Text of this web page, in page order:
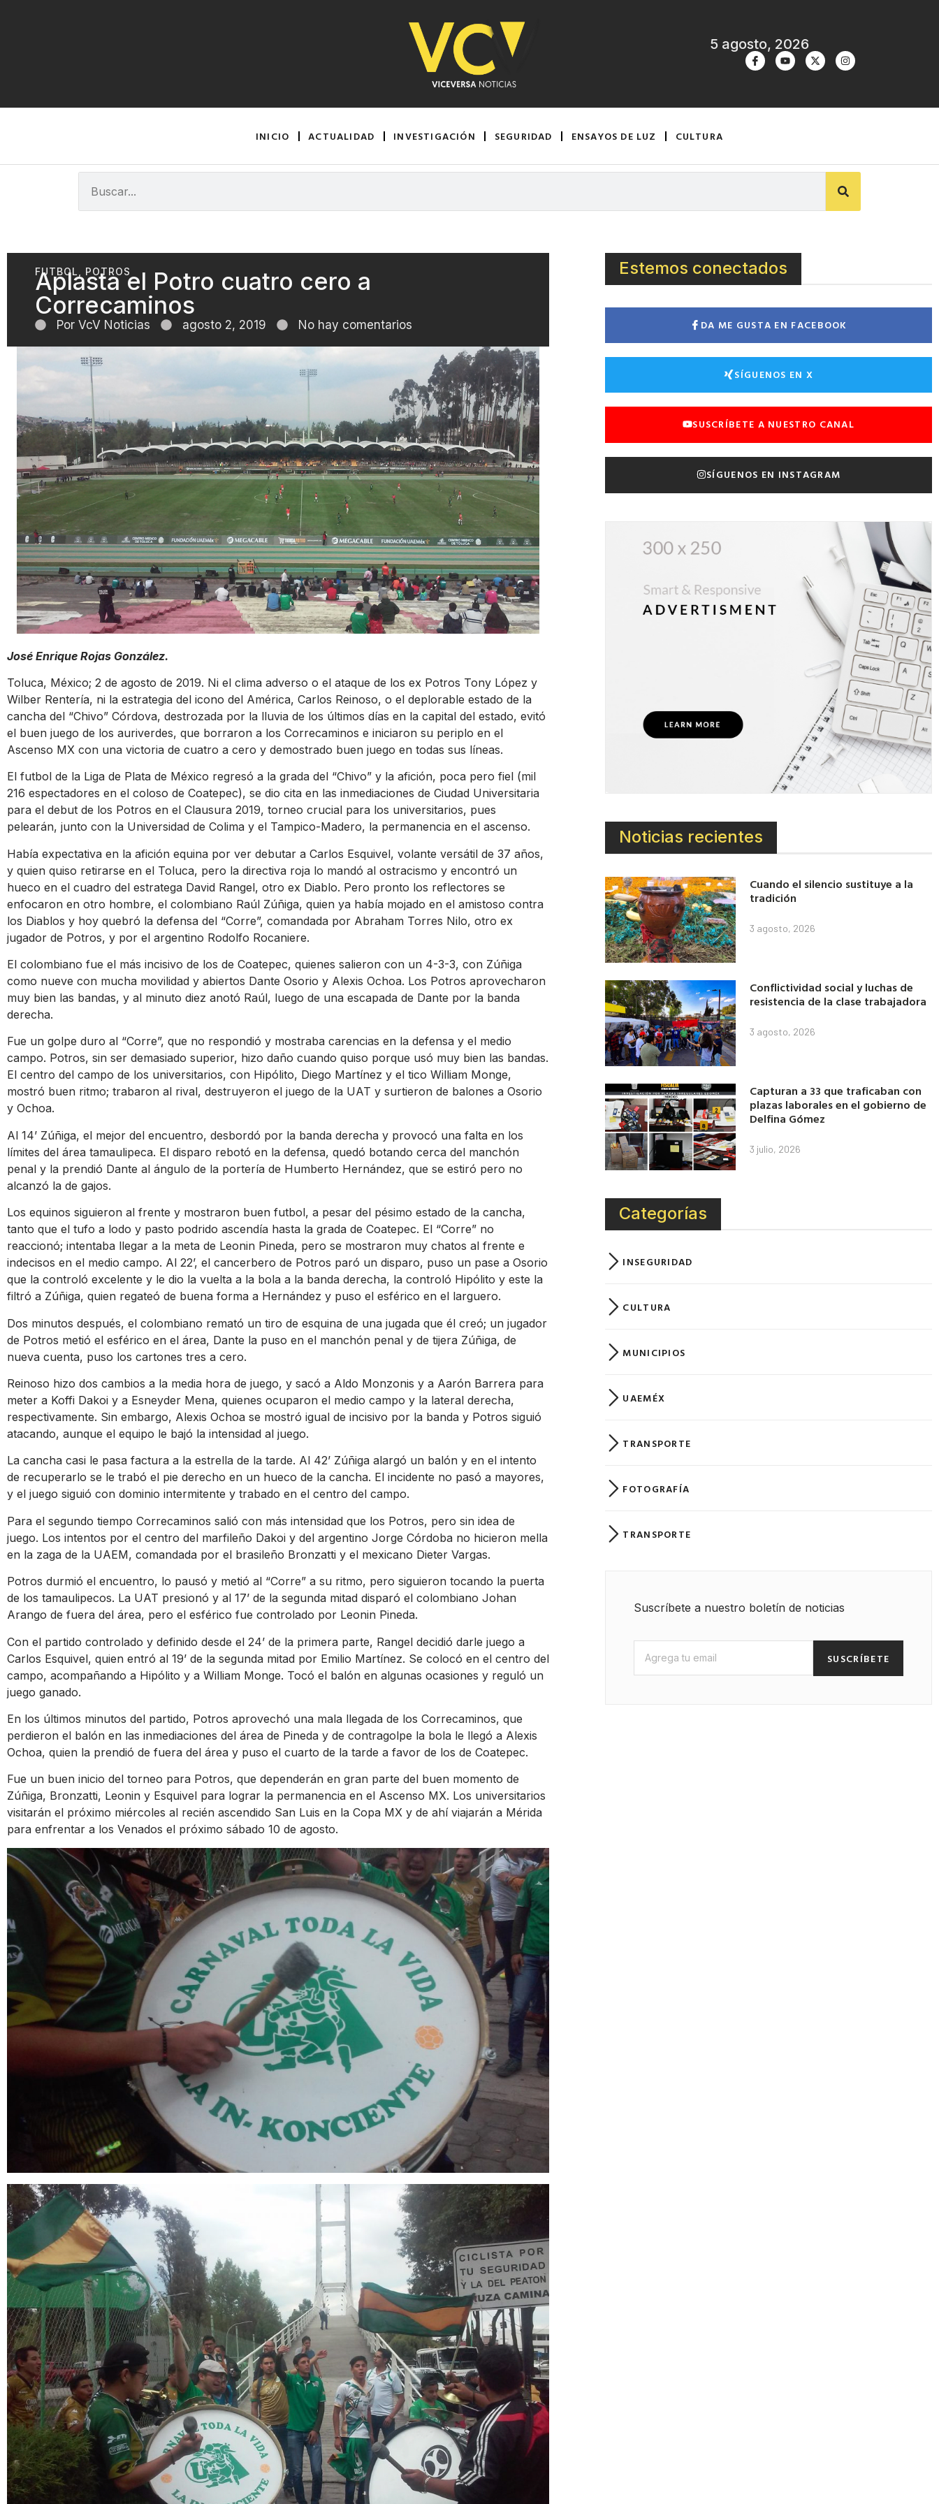
5 agosto, 2026
INICIO ACTUALIDAD INVESTIGACIÓN SEGURIDAD ENSAYOS DE LUZ CULTURA
FUTBOL POTROS
Aplasta el Potro cuatro cero a
Correcaminos
Por VcV Noticias agosto 2, 2019 No hay comentarios
José Enrique Rojas González.
Toluca, México; 2 de agosto de 2019. Ni el clima adverso o el ataque de los ex Potros Tony López y
Wilber Rentería, ni la estrategia del icono del América, Carlos Reinoso, o el deplorable estado de la
cancha del “Chivo” Córdova, destrozada por la lluvia de los últimos días en la capital del estado, evitó
el buen juego de los auriverdes, que borraron a los Correcaminos e iniciaron su periplo en el
Ascenso MX con una victoria de cuatro a cero y demostrado buen juego en todas sus líneas.
El futbol de la Liga de Plata de México regresó a la grada del “Chivo” y la afición, poca pero fiel (mil
216 espectadores en el coloso de Coatepec), se dio cita en las inmediaciones de Ciudad Universitaria
para el debut de los Potros en el Clausura 2019, torneo crucial para los universitarios, pues
pelearán, junto con la Universidad de Colima y el Tampico-Madero, la permanencia en el ascenso.
Había expectativa en la afición equina por ver debutar a Carlos Esquivel, volante versátil de 37 años,
y quien quiso retirarse en el Toluca, pero la directiva roja lo mandó al ostracismo y encontró un
hueco en el cuadro del estratega David Rangel, otro ex Diablo. Pero pronto los reflectores se
enfocaron en otro hombre, el colombiano Raúl Zúñiga, quien ya había mojado en el amistoso contra
los Diablos y hoy quebró la defensa del “Corre”, comandada por Abraham Torres Nilo, otro ex
jugador de Potros, y por el argentino Rodolfo Rocaniere.
El colombiano fue el más incisivo de los de Coatepec, quienes salieron con un 4-3-3, con Zúñiga
como nueve con mucha movilidad y abiertos Dante Osorio y Alexis Ochoa. Los Potros aprovecharon
muy bien las bandas, y al minuto diez anotó Raúl, luego de una escapada de Dante por la banda
derecha.
Fue un golpe duro al “Corre”, que no respondió y mostraba carencias en la defensa y el medio
campo. Potros, sin ser demasiado superior, hizo daño cuando quiso porque usó muy bien las bandas.
El centro del campo de los universitarios, con Hipólito, Diego Martínez y el tico William Monge,
mostró buen ritmo; trabaron al rival, destruyeron el juego de la UAT y surtieron de balones a Osorio
y Ochoa.
Al 14’ Zúñiga, el mejor del encuentro, desbordó por la banda derecha y provocó una falta en los
límites del área tamaulipeca. El disparo rebotó en la defensa, quedó botando cerca del manchón
penal y la prendió Dante al ángulo de la portería de Humberto Hernández, que se estiró pero no
alcanzó la de gajos.
Los equinos siguieron al frente y mostraron buen futbol, a pesar del pésimo estado de la cancha,
tanto que el tufo a lodo y pasto podrido ascendía hasta la grada de Coatepec. El “Corre” no
reaccionó; intentaba llegar a la meta de Leonin Pineda, pero se mostraron muy chatos al frente e
indecisos en el medio campo. Al 22’, el cancerbero de Potros paró un disparo, puso un pase a Osorio
que la controló excelente y le dio la vuelta a la bola a la banda derecha, la controló Hipólito y este la
filtró a Zúñiga, quien regateó de buena forma a Hernández y puso el esférico en el larguero.
Dos minutos después, el colombiano remató un tiro de esquina de una jugada que él creó; un jugador
de Potros metió el esférico en el área, Dante la puso en el manchón penal y de tijera Zúñiga, de
nueva cuenta, puso los cartones tres a cero.
Reinoso hizo dos cambios a la media hora de juego, y sacó a Aldo Monzonis y a Aarón Barrera para
meter a Koffi Dakoi y a Esneyder Mena, quienes ocuparon el medio campo y la lateral derecha,
respectivamente. Sin embargo, Alexis Ochoa se mostró igual de incisivo por la banda y Potros siguió
atacando, aunque el equipo le bajó la intensidad al juego.
La cancha casi le pasa factura a la estrella de la tarde. Al 42’ Zúñiga alargó un balón y en el intento
de recuperarlo se le trabó el pie derecho en un hueco de la cancha. El incidente no pasó a mayores,
y el juego siguió con dominio intermitente y trabado en el centro del campo.
Para el segundo tiempo Correcaminos salió con más intensidad que los Potros, pero sin idea de
juego. Los intentos por el centro del marfileño Dakoi y del argentino Jorge Córdoba no hicieron mella
en la zaga de la UAEM, comandada por el brasileño Bronzatti y el mexicano Dieter Vargas.
Potros durmió el encuentro, lo pausó y metió al “Corre” a su ritmo, pero siguieron tocando la puerta
de los tamaulipecos. La UAT presionó y al 17’ de la segunda mitad disparó el colombiano Johan
Arango de fuera del área, pero el esférico fue controlado por Leonin Pineda.
Con el partido controlado y definido desde el 24’ de la primera parte, Rangel decidió darle juego a
Carlos Esquivel, quien entró al 19’ de la segunda mitad por Emilio Martínez. Se colocó en el centro del
campo, acompañando a Hipólito y a William Monge. Tocó el balón en algunas ocasiones y reguló un
juego ganado.
En los últimos minutos del partido, Potros aprovechó una mala llegada de los Correcaminos, que
perdieron el balón en las inmediaciones del área de Pineda y de contragolpe la bola le llegó a Alexis
Ochoa, quien la prendió de fuera del área y puso el cuarto de la tarde a favor de los de Coatepec.
Fue un buen inicio del torneo para Potros, que dependerán en gran parte del buen momento de
Zúñiga, Bronzatti, Leonin y Esquivel para lograr la permanencia en el Ascenso MX. Los universitarios
visitarán el próximo miércoles al recién ascendido San Luis en la Copa MX y de ahí viajarán a Mérida
para enfrentar a los Venados el próximo sábado 10 de agosto.
Estemos conectados
DA ME GUSTA EN FACEBOOK
SÍGUENOS EN X
SUSCRÍBETE A NUESTRO CANAL
SÍGUENOS EN INSTAGRAM
Noticias recientes
Cuando el silencio sustituye a la
tradición
3 agosto, 2026
Conflictividad social y luchas de
resistencia de la clase trabajadora
3 agosto, 2026
Capturan a 33 que traficaban con
plazas laborales en el gobierno de
Delfina Gómez
3 julio, 2026
Categorías
INSEGURIDAD
CULTURA
MUNICIPIOS
UAEMÉX
TRANSPORTE
FOTOGRAFÍA
TRANSPORTE
Suscríbete a nuestro boletín de noticias
SUSCRÍBETE